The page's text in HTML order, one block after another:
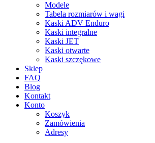
Modele
Tabela rozmiarów i wagi
Kaski ADV Enduro
Kaski integralne
Kaski JET
Kaski otwarte
Kaski szczękowe
Sklep
FAQ
Blog
Kontakt
Konto
Koszyk
Zamówienia
Adresy